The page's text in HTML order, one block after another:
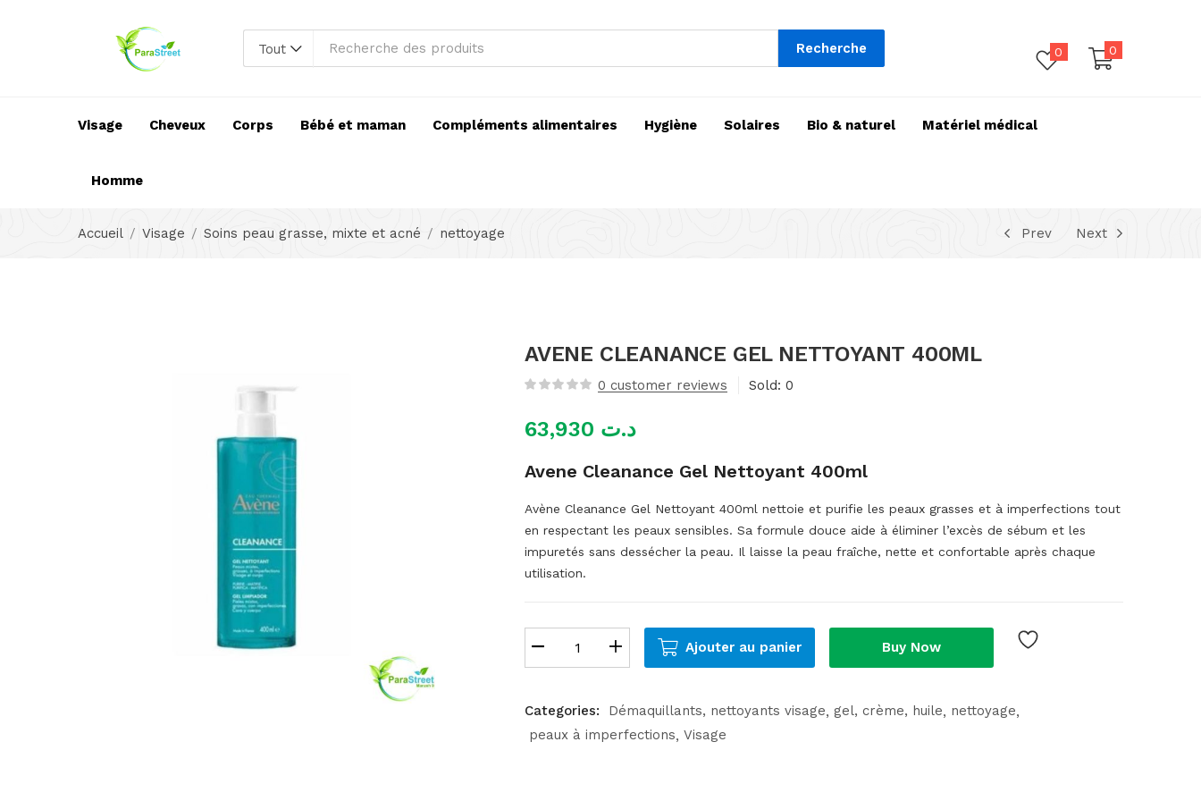
Tout Recherche 0 0
Visage Cheveux Corps Bébé et maman Compléments alimentaires Hygiène Solaires Bio & naturel Matériel médical
Homme
Accueil Visage Soins peau grasse, mixte et acné nettoyage Prev Next
AVENE CLEANANCE GEL NETTOYANT 400ML
0 customer reviews Sold: 0
د.ت
Avene Cleanance Gel Nettoyant 400ml
Avène Cleanance Gel Nettoyant 400ml nettoie et purifie les peaux grasses et à imperfections tout
en respectant les peaux sensibles. Sa formule douce aide à éliminer l’excès de sébum et les
impuretés sans dessécher la peau. Il laisse la peau fraîche, nette et confortable après chaque
utilisation.
Ajouter au panier Buy Now
Categories: Démaquillants, nettoyants visage gel, crème, huile
nettoyage
peaux à imperfections Visage